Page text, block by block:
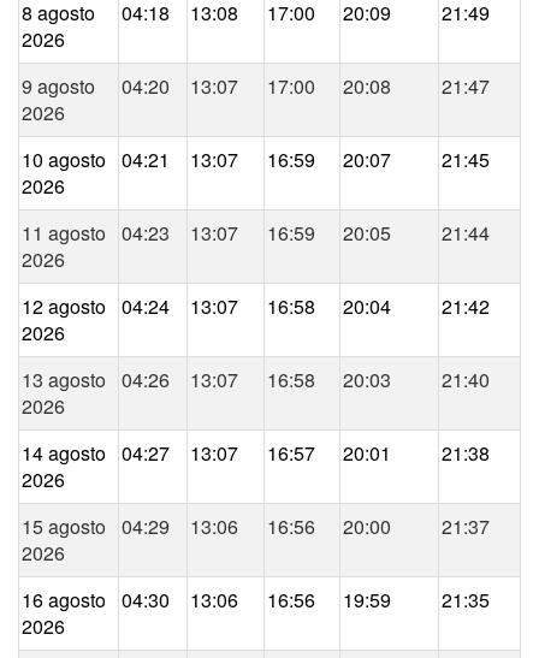
8 agosto
2026
04:18 13:08 17:00 20:09 21:49
9 agosto
2026
04:20 13:07 17:00 20:08 21:47
10 agosto
2026
04:21 13:07 16:59 20:07 21:45
11 agosto
2026
04:23 13:07 16:59 20:05 21:44
12 agosto
2026
04:24 13:07 16:58 20:04 21:42
13 agosto
2026
04:26 13:07 16:58 20:03 21:40
14 agosto
2026
04:27 13:07 16:57 20:01 21:38
15 agosto
2026
04:29 13:06 16:56 20:00 21:37
16 agosto
2026
04:30 13:06 16:56 19:59 21:35